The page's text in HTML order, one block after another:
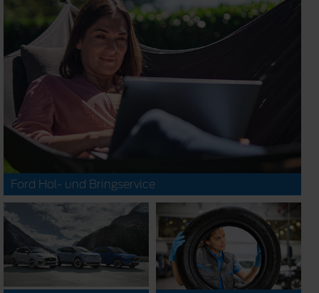
Ford Hol- und Bringservice